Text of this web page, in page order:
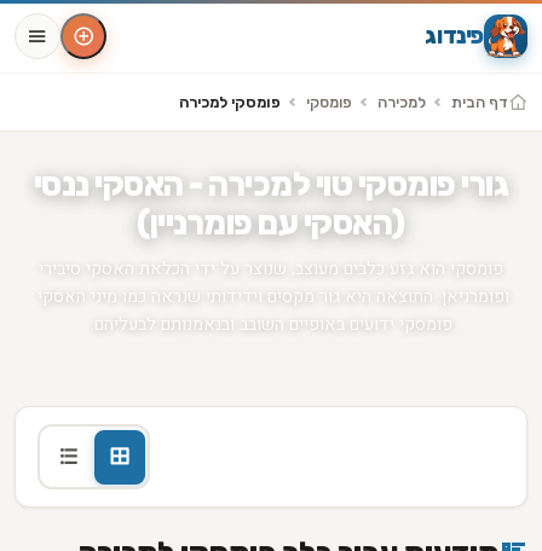
פינדוג
דף הבית למכירה פומסקי פומסקי למכירה
גורי פומסקי טוי למכירה - האסקי ננסי
(האסקי עם פומרניין)
פומסקי הוא גזע כלבים מעוצב, שנוצר על ידי הכלאת האסקי סיבירי
ופומרניאן. התוצאה היא גור מקסים וידידותי שנראה כמו מיני האסקי.
פומסקי ידועים באופיים השובב ובנאמנותם לבעליהם.